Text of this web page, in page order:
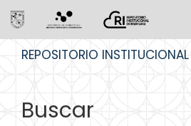
REPOSITORIO
Buscar